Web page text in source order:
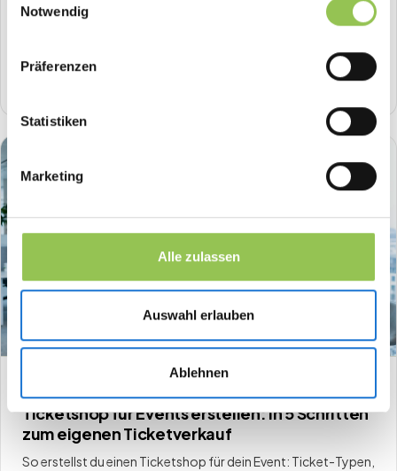
Notwendig
Präferenzen
Statistiken
Marketing
Alle zulassen
Auswahl erlauben
Ablehnen
Hybride Events planen und durchführen: Stream und Vor Ort
Ticketshop für Events erstellen: In 5 Schritten
zum eigenen Ticketverkauf
So erstellst du einen Ticketshop für dein Event: Ticket-Typen,